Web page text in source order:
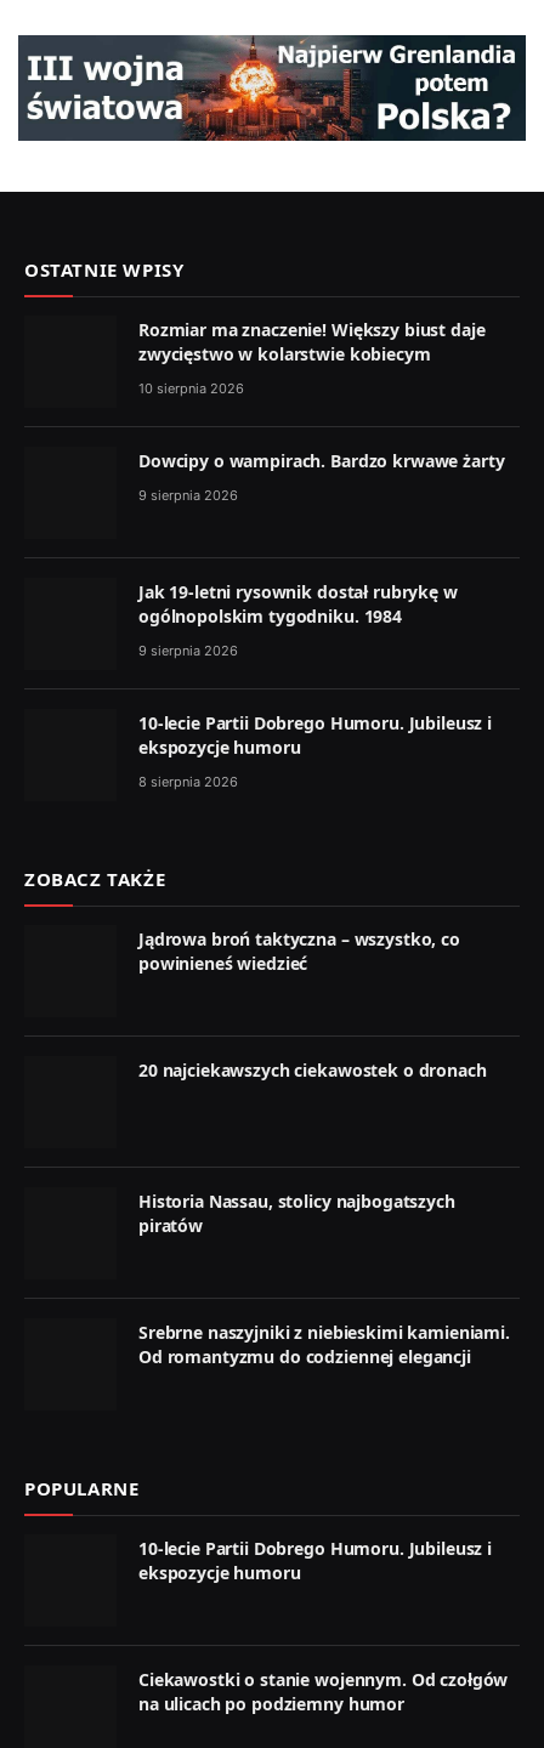
OSTATNIE WPISY
Rozmiar ma znaczenie! Większy biust daje
zwycięstwo w kolarstwie kobiecym
10 sierpnia 2026
Dowcipy o wampirach. Bardzo krwawe żarty
9 sierpnia 2026
Jak 19-letni rysownik dostał rubrykę w
ogólnopolskim tygodniku. 1984
9 sierpnia 2026
10-lecie Partii Dobrego Humoru. Jubileusz i
ekspozycje humoru
8 sierpnia 2026
ZOBACZ TAKŻE
Jądrowa broń taktyczna – wszystko, co
powinieneś wiedzieć
20 najciekawszych ciekawostek o dronach
Historia Nassau, stolicy najbogatszych
piratów
Srebrne naszyjniki z niebieskimi kamieniami.
Od romantyzmu do codziennej elegancji
POPULARNE
10-lecie Partii Dobrego Humoru. Jubileusz i
ekspozycje humoru
Ciekawostki o stanie wojennym. Od czołgów
na ulicach po podziemny humor